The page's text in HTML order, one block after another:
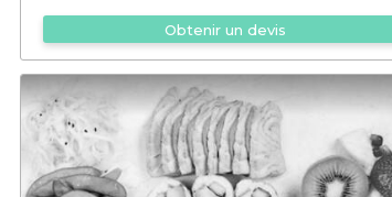
Obtenir un devis